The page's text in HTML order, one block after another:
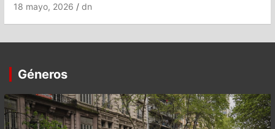
18 mayo, 2026 dn
Géneros